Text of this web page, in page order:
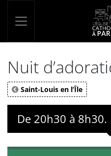
Nuit
Saint-Louis en l’Île
De 20h30 à 8h30.
Panneau de gestion des